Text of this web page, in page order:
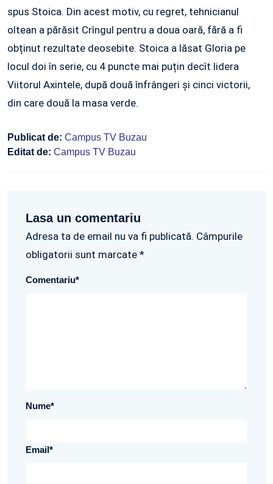
spus Stoica. Din acest motiv, cu regret, tehnicianul
oltean a părăsit Crîngul pentru a doua oară, fără a fi
obținut rezultate deosebite. Stoica a lăsat Gloria pe
locul doi în serie, cu 4 puncte mai puțin decît lidera
Viitorul Axintele, după două înfrângeri și cinci victorii,
din care două la masa verde.
Publicat de: Campus TV Buzau
Editat de: Campus TV Buzau
Lasa un comentariu
Adresa ta de email nu va fi publicată. Câmpurile
obligatorii sunt marcate *
Comentariu*
Nume*
Email*